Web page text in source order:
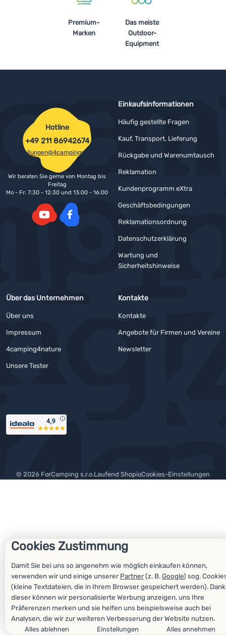
Cookies Zustimmung
Damit Sie bei uns so angenehm wie möglich einkaufen können,
verwenden wir und einige unserer Partner(z. B.Google) sog.
(kleine Textdateien, die in Ihrem Browser gespeichert werden). Dank
dieser können wir personalisierte Werbung anzeigen, uns Ihre
Präferenzen merken und sie helfen uns beispielsweise auch bei
Analysen, die wir zur weiteren Verbesserung der Website nutzen.
Alles ablehnen Einstellungen Alles annehmen
Premium-
Marken
Das meiste
Outdoor-
Equipment
Einkaufsinformationen
Häufig gestellte Fragen
Kauf, Transport, Lieferung
Rückgabe und Warenumtausch
Reklamation
Kundenprogramm eXtra
Geschäftsbedingungen
Reklamationsordnung
Datenschutzerklärung
Wartung und
Sicherheitshinweise
Über das Unternehmen
Über uns
Impressum
4camping4nature
Unsere Tester
Kontakte
Kontakte
Angebote für Firmen und Vereine
Newsletter
Hotline
+49 211 86942674
bestellungen@4campingshop.de
Wir beraten Sie gerne von Montag bis
Freitag
Mo - Fr: 7:30 - 12:30 und 13:00 - 16:00
Auszeichnungen
© 2026 ForCamping s.r.o. laufend ShopioCookies-Einstellungen